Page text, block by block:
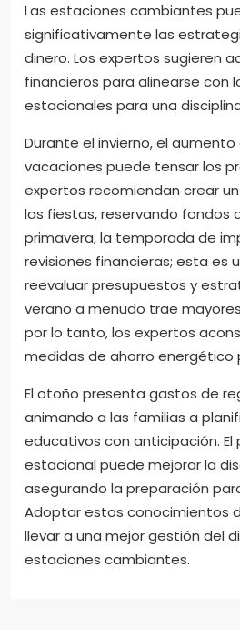
Las estaciones cambiantes
significativamente las
dinero. Los expertos sugieren
financieros para alinearse con
estacionales para una
Durante el invierno, el
vacaciones puede tensar los
expertos recomiendan crear
las fiestas, reservando fondos
primavera, la temporada de
revisiones financieras; esta es
reevaluar presupuestos y
verano a menudo trae
por lo tanto, los expertos
medidas de ahorro energético
El otoño presenta gastos de
animando a las familias a
educativos con anticipación. El
estacional puede mejorar la
asegurando la preparación
Adoptar estos conocimientos
llevar a una mejor gestión del
estaciones cambiantes.